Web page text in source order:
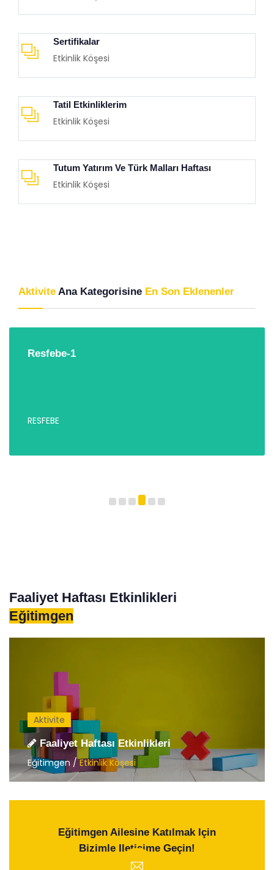
Sertifikalar
Etkinlik Köşesi
Tatil Etkinliklerim
Etkinlik Köşesi
Tutum Yatırım Ve Türk Malları Haftası
Etkinlik Köşesi
Aktivite Ana Kategorisine En Son Eklenenler
Resfebe-1
RESFEBE
Faaliyet Haftası Etkinlikleri
Eğitimgen
Aktivite
Faaliyet Haftası Etkinlikleri
Eğitimgen /Etkinlik Köşesi
Eğitimgen Ailesine Katılmak Için
Bizimle Iletişime Geçin!